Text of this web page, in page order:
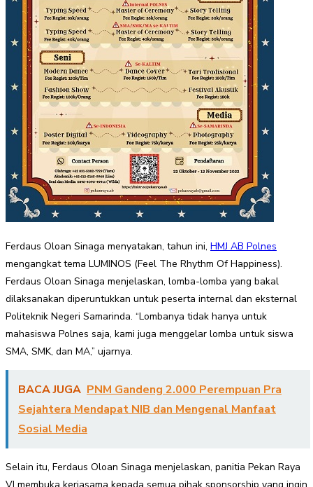
Ferdaus Oloan Sinaga menyatakan, tahun ini, HMJ AB Polnes
mengangkat tema LUMINOS (Feel The Rhythm Of Happiness).
Ferdaus Oloan Sinaga menjelaskan, lomba-lomba yang bakal
dilaksanakan diperuntukkan untuk peserta internal dan eksternal
Politeknik Negeri Samarinda. “Lombanya tidak hanya untuk
mahasiswa Polnes saja, kami juga menggelar lomba untuk siswa
SMA, SMK, dan MA,” ujarnya.
BACA JUGA PNM Gandeng 2.000 Perempuan Pra
Sejahtera Mendapat NIB dan Mengenal Manfaat
Sosial Media
Selain itu, Ferdaus Oloan Sinaga menjelaskan, panitia Pekan Raya